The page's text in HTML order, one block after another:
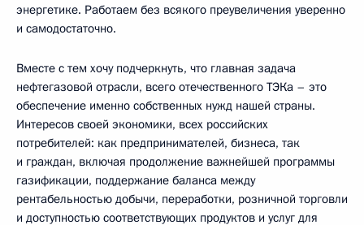
энергетике. Работаем без всякого преувеличения уверенно
и самодостаточно.
Вместе с тем хочу подчеркнуть, что главная задача
нефтегазовой отрасли, всего отечественного ТЭКа – это
обеспечение именно собственных нужд нашей страны.
Интересов своей экономики, всех российских
потребителей: как предпринимателей, бизнеса, так
и граждан, включая продолжение важнейшей программы
газификации, поддержание баланса между
рентабельностью добычи, переработки, розничной торговли
и доступностью соответствующих продуктов и услуг для